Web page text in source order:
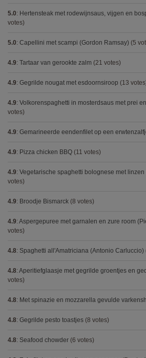
5.0: Hertensteak met rodewijnsaus, vijgen en
votes)
5.0: Capellini met scampi (Gordon Ramsay) (5
4.9: Tartaar van gerookte zalm (21 votes)
4.9: Gegrilde nougat met esdoornsiroop (13
4.9: Volkorenspaghetti in mosterdsaus met prei
votes)
4.9: Gemarineerde eendenfilet op een
4.9: Pizza chicken BBQ (11 votes)
4.9: Vegetarische spaghetti bolognese met linzen
votes)
4.9: Broodje Bismarck (8 votes)
4.9: Aspergepuree met garnalen en zure room
votes)
4.8: Spaghetti all'Amatriciana (Antonio Carluccio)
4.8: Aperitiefglaasje met gegrilde groentjes en
votes)
4.8: Met spinazie en mozzarella gevulde
4.8: Gegrilde pesto toastjes (8 votes)
4.8: Seafood chowder (6 votes)